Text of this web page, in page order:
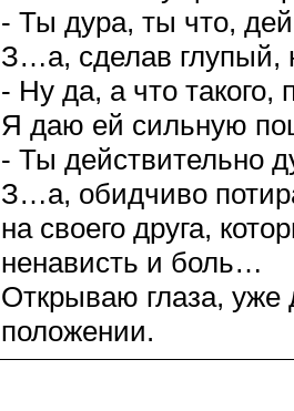
- Ты дура, ты что,
З…а, сделав глупый,
- Ну да, а что такого,
Я даю ей сильную
- Ты действительно
З…а, обидчиво
на своего друга,
ненависть и боль…
Открываю глаза, уже
положении.